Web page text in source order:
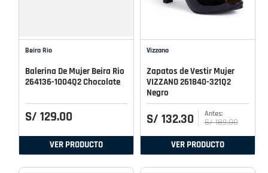
Beira Rio
Balerina De Mujer Beira Rio
264136-1004Q2 Chocolate
S/ 129.00
VER PRODUCTO
Vizzano
Zapatos de Vestir Mujer
VIZZANO 261840-321Q2
Negro
S/ 132.30 S/ 189.00
VER PRODUCTO